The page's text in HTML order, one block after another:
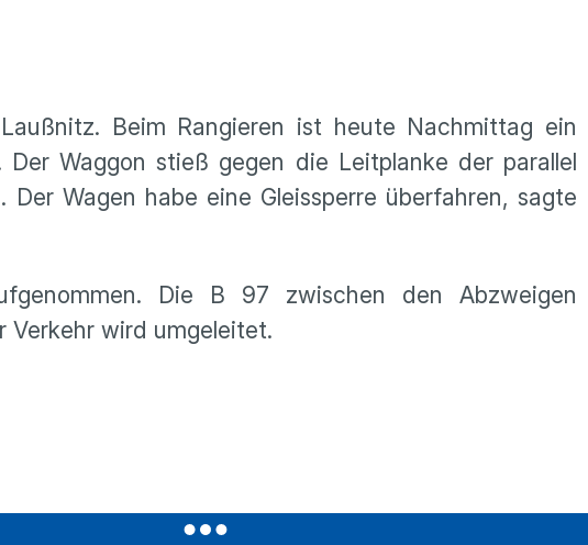
Beim Rangieren ist heute Nachmittag ein
Waggon stieß gegen die Leitplanke der parallel
Wagen habe eine Gleissperre überfahren, sagte
Die B 97 zwischen den Abzweigen
Verkehr wird umgeleitet.